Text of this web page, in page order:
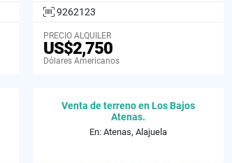
9262123
PRECIO ALQUILER
US$2,750
Dólares Americanos
Venta de terreno en Los Bajos
Atenas.
En: Atenas, Alajuela